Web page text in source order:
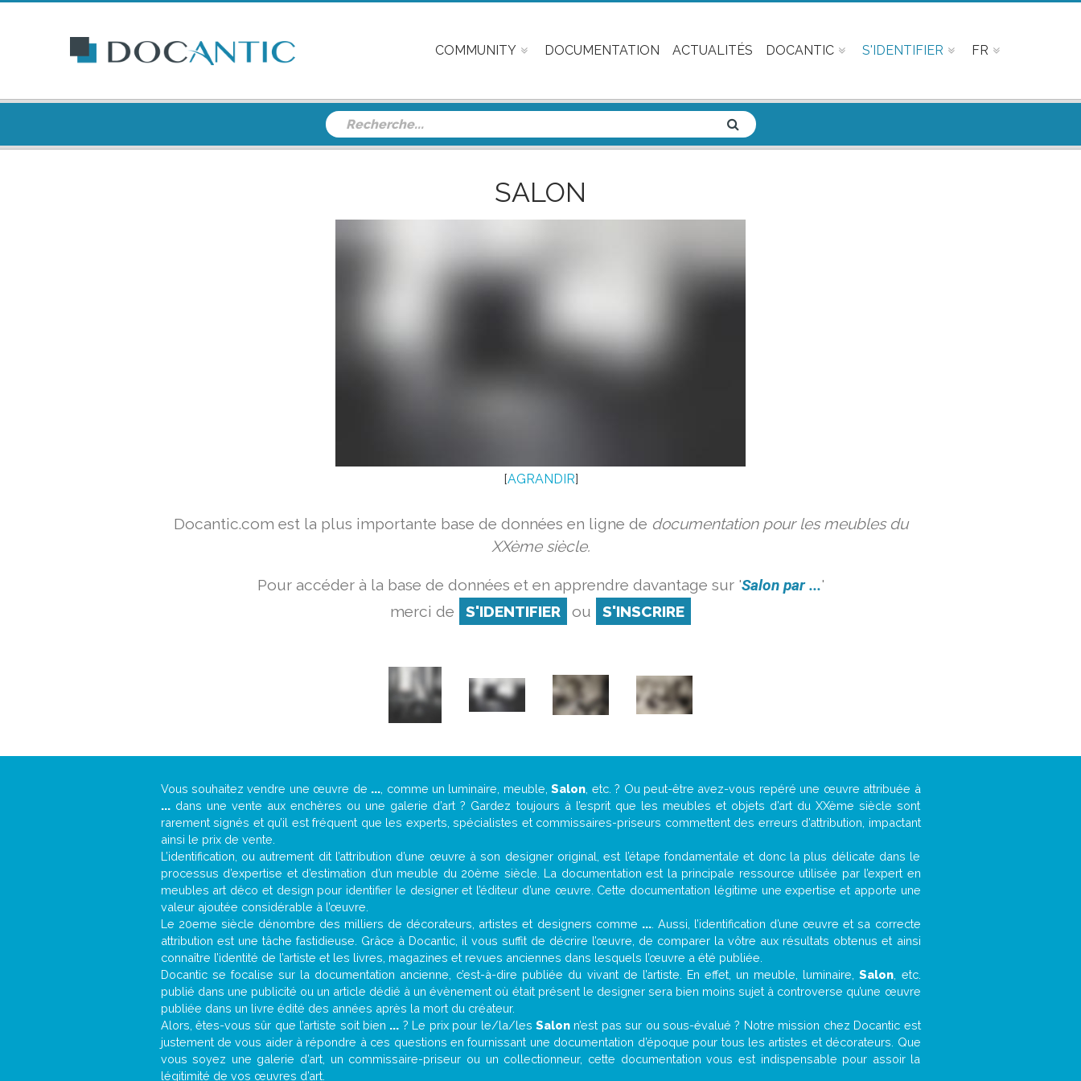
COMMUNITY DOCUMENTATION ACTUALITÉS DOCANTIC S'IDENTIFIER FR
SALON
[AGRANDIR]
Docantic.com est la plus importante base de données en ligne de documentation pour les meubles du
XXème siècle.
Pour accéder à la base de données et en apprendre davantage sur 'Salon par ...'
merci de
S'IDENTIFIER ou S'INSCRIRE
Vous souhaitez vendre une œuvre de ... , comme un luminaire, meuble,Salon , etc. ? Ou peut-être avez-vous repéré une œuvre attribuée à
...dans une vente aux enchères ou une galerie d’art ? Gardez toujours à l’esprit que les meubles et objets d’art du XXème siècle sont
rarement signés et qu’il est fréquent que les experts, spécialistes et commissaires-priseurs commettent des erreurs d’attribution, impactant
ainsi le prix de vente.
L’identification, ou autrement dit l’attribution d’une œuvre à son designer original, est l’étape fondamentale et donc la plus délicate dans le
processus d’expertise et d’estimation d’un meuble du 20ème siècle. La documentation est la principale ressource utilisée par l’expert en
meubles art déco et design pour identifier le designer et l’éditeur d’une œuvre. Cette documentation légitime une expertise et apporte une
valeur ajoutée considérable à l’œuvre.
Le 20eme siècle dénombre des milliers de décorateurs, artistes et designers comme .... Aussi, l’identification d’une œuvre et sa correcte
attribution est une tâche fastidieuse. Grâce à Docantic, il vous suffit de décrire l’œuvre, de comparer la vôtre aux résultats obtenus et ainsi
connaître l’identité de l’artiste et les livres, magazines et revues anciennes dans lesquels l’œuvre a été publiée.
Docantic se focalise sur la documentation ancienne, c’est-à-dire publiée du vivant de l’artiste. En effet, un meuble, luminaire,Salon , etc.
publié dans une publicité ou un article dédié à un évènement où était présent le designer sera bien moins sujet à controverse qu’une œuvre
publiée dans un livre édité des années après la mort du créateur.
Alors, êtes-vous sûr que l’artiste soit bien ... ? Le prix pour le/la/les Salonn’est pas sur ou sous-évalué ? Notre mission chez Docantic est
justement de vous aider à répondre à ces questions en fournissant une documentation d’époque pour tous les artistes et décorateurs. Que
vous soyez une galerie d’art, un commissaire-priseur ou un collectionneur, cette documentation vous est indispensable pour assoir la
légitimité de vos œuvres d’art.